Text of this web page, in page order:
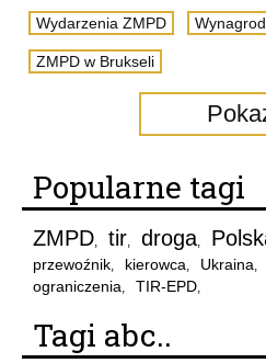
Wydarzenia ZMPD
ZMPD w Brukseli
Popularne tagi
ZMPD, tir, droga,
przewoźnik, kierowca, Ukraina,
ograniczenia, TIR-EPD,
Tagi abc..